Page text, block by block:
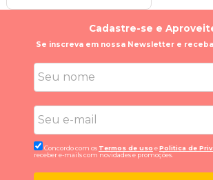
Cadastre-se e
Se inscreva em nossa Newsletter e
Concordo com os Termos de uso ePolitica de
receber e-mails com novidades e promoções.